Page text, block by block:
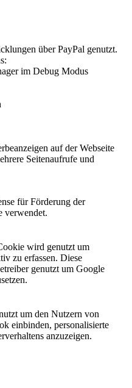
über PayPal genutzt.
im Debug Modus
auf der Webseite
Seitenaufrufe und
für Förderung der
verwendet.
wird genutzt um
zu erfassen. Diese
genutzt um Google
um den Nutzern von
einbinden, personalisierte
anzuzeigen.